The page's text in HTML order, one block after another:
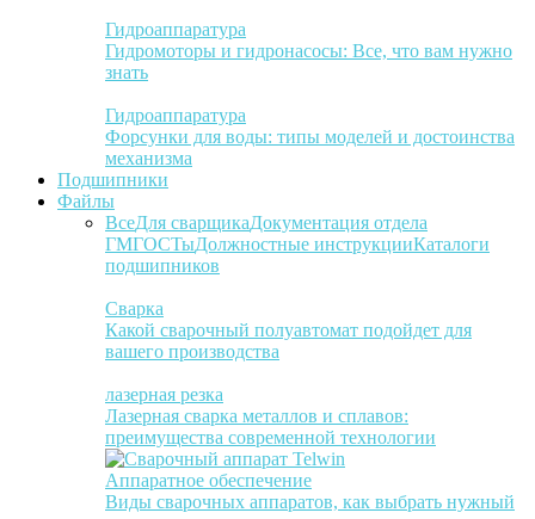
Гидроаппаратура
Гидромоторы и гидронасосы: Все, что вам нужно
знать
Гидроаппаратура
Форсунки для воды: типы моделей и достоинства
механизма
Подшипники
Файлы
ВсеДля сварщикаДокументация отдела
ГМГОСТыДолжностные инструкцииКаталоги
подшипников
Сварка
Какой сварочный полуавтомат подойдет для
вашего производства
лазерная резка
Лазерная сварка металлов и сплавов:
преимущества современной технологии
Аппаратное обеспечение
Виды сварочных аппаратов, как выбрать нужный